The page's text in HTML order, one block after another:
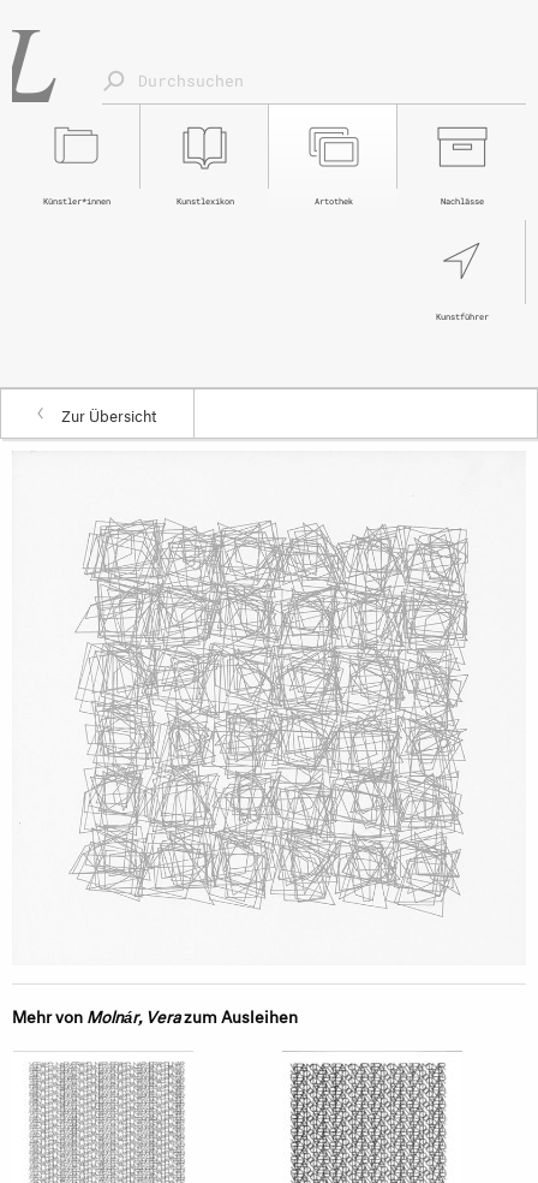
Nachlässe
Artothek
Kunstlexikon
Künstler*innen
Kunstführer
Zur Übersicht
Mehr vonMolnár, Verazum Ausleihen